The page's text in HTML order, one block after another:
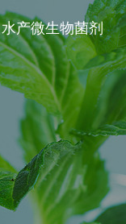
水产微生物菌剂